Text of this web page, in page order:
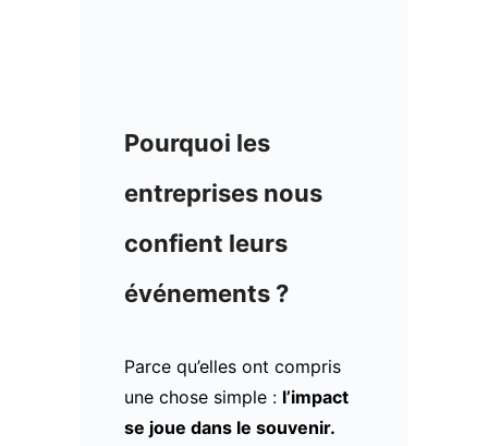
Pourquoi les
entreprises nous
confient leurs
événements ?
Parce qu’elles ont compris
une chose simple : l’impact
se joue dans le souvenir.